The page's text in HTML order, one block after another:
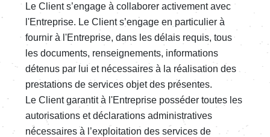
Le Client s’engage à collaborer activement avec
l'Entreprise. Le Client s’engage en particulier à
fournir à l'Entreprise, dans les délais requis, tous
les documents, renseignements, informations
détenus par lui et nécessaires à la réalisation des
prestations de services objet des présentes.
Le Client garantit à l'Entreprise posséder toutes les
autorisations et déclarations administratives
nécessaires à l’exploitation des services de